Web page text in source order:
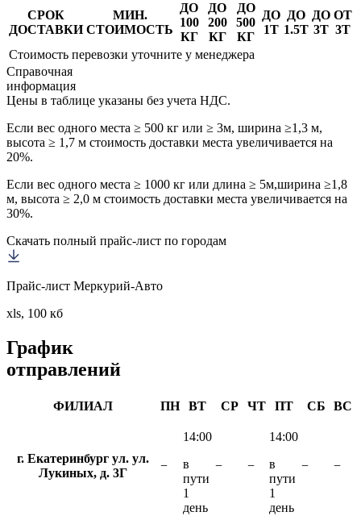
СРОК
ДОСТАВКИ
МИН.
СТОИМОСТЬ
ДО
100
КГ
ДО
200
КГ
ДО
500
КГ
ДО
1Т
ДО
1.5Т
ДО
3Т
ОТ
3Т
Стоимость перевозки уточните у менеджера
Справочная
информация
Цены в таблице указаны без учета НДС.
Если вес одного места ≥ 500 кг или ≥ 3м, ширина ≥1,3 м,
высота ≥ 1,7 м стоимость доставки места увеличивается на
20%.
Если вес одного места ≥ 1000 кг или длина ≥ 5м,ширина ≥1,8
м, высота ≥ 2,0 м стоимость доставки места увеличивается на
30%.
Скачать полный прайс-лист по городам
Прайс-лист Меркурий-Авто
xls, 100 кб
График
отправлений
ФИЛИАЛ ПН ВТ СР ЧТ ПТ СБ ВС
г. Екатеринбург ул. ул.
Лукиных, д. 3Г
−
14:00
в
пути
1
день
− −
14:00
в
пути
1
день
− −